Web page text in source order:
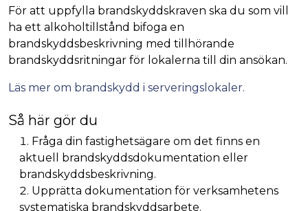
För att uppfylla brandskyddskraven ska du som vill
ha ett alkoholtillstånd bifoga en
brandskyddsbeskrivning med tillhörande
brandskyddsritningar för lokalerna till din ansökan.
Läs mer om brandskydd i serveringslokaler.
Så här gör du
Fråga din fastighetsägare om det finns en
aktuell brandskyddsdokumentation eller
brandskyddsbeskrivning.
Upprätta dokumentation för verksamhetens
systematiska brandskyddsarbete.